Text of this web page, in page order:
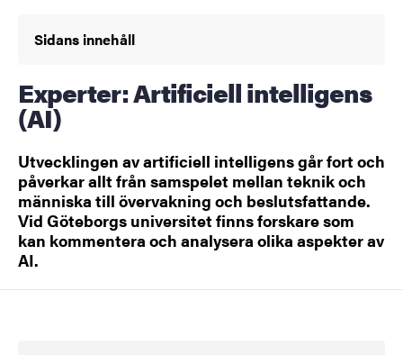
Sidans innehåll
Experter: Artificiell intelligens
(AI)
Utvecklingen av artificiell intelligens går fort och
påverkar allt från samspelet mellan teknik och
människa till övervakning och beslutsfattande.
Vid Göteborgs universitet finns forskare som
kan kommentera och analysera olika aspekter av
AI.